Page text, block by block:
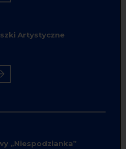
Artystyczne
„Niespodzianka”